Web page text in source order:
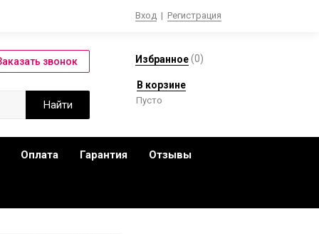
Вход | Регистрация
Избранное(0)
В корзине
Пусто
Оплата Гарантия Отзывы